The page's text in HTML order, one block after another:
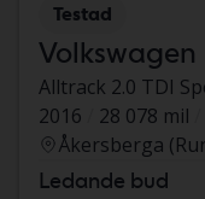
Testad
Volkswagen
Alltrack 2.0 TDI
2016
28 078 mil
Åkersberga
Ledande bud